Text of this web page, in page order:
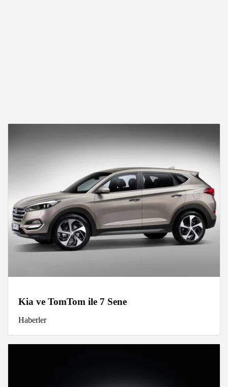
Kia ve TomTom ile 7 Sene
Haberler